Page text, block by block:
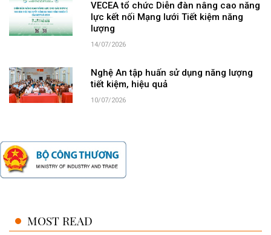
VECEA tổ chức Diễn đàn nâng cao năng
lực kết nối Mạng lưới Tiết kiệm năng
lượng
14/07/2026
Nghệ An tập huấn sử dụng năng lượng
tiết kiệm, hiệu quả
10/07/2026
MOST READ